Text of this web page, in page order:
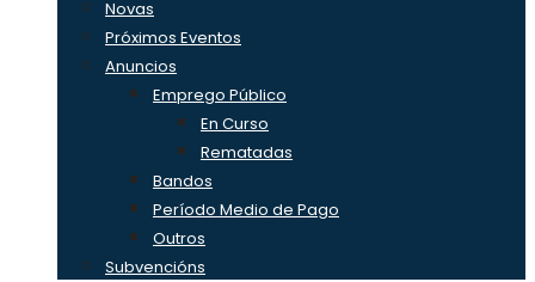
Novas
Próximos Eventos
Anuncios
Emprego Público
En Curso
Rematadas
Bandos
Período Medio de Pago
Outros
Subvencións